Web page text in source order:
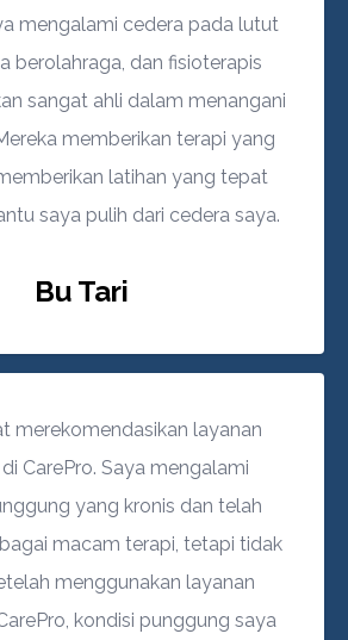
mengalami cedera pada lutut
berolahraga, dan fisioterapis
sangat ahli dalam menangani
memberikan terapi yang
latihan yang tepat
saya pulih dari cedera saya.
Bu Tari
merekomendasikan layanan
CarePro. Saya mengalami
yang kronis dan telah
macam terapi, tetapi tidak
menggunakan layanan
kondisi punggung saya